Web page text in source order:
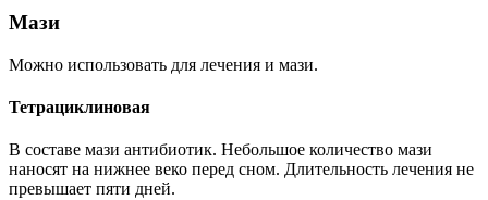
Мази
Можно использовать для лечения и мази.
Тетрациклиновая
В составе мази антибиотик. Небольшое количество мази
наносят на нижнее веко перед сном. Длительность лечения не
превышает пяти дней.